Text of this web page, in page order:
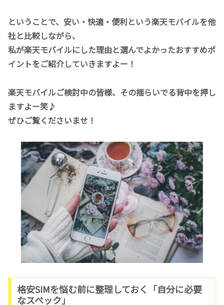
ということで、安い・快適・便利という楽天モバイルを他
社と比較しながら、
私が楽天モバイルにした理由と選んでよかったおすすめポ
イントをご紹介していきますよー！
楽天モバイルご検討中の皆様、その揺らいでる背中を押し
ますよー笑♪
ぜひご覧くださいませ！
格安SIMを悩む前に整理しておく「自分に必要
なスペック」